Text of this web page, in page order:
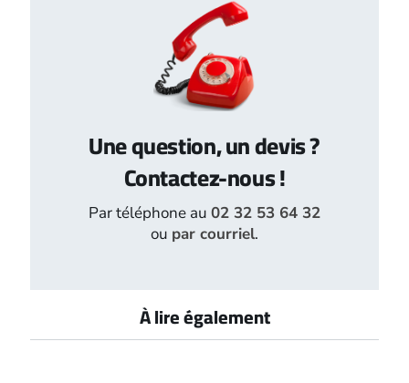
Une question, un devis ?
Contactez-nous !
Par téléphone au 02 32 53 64 32
ou par courriel.
À lire également